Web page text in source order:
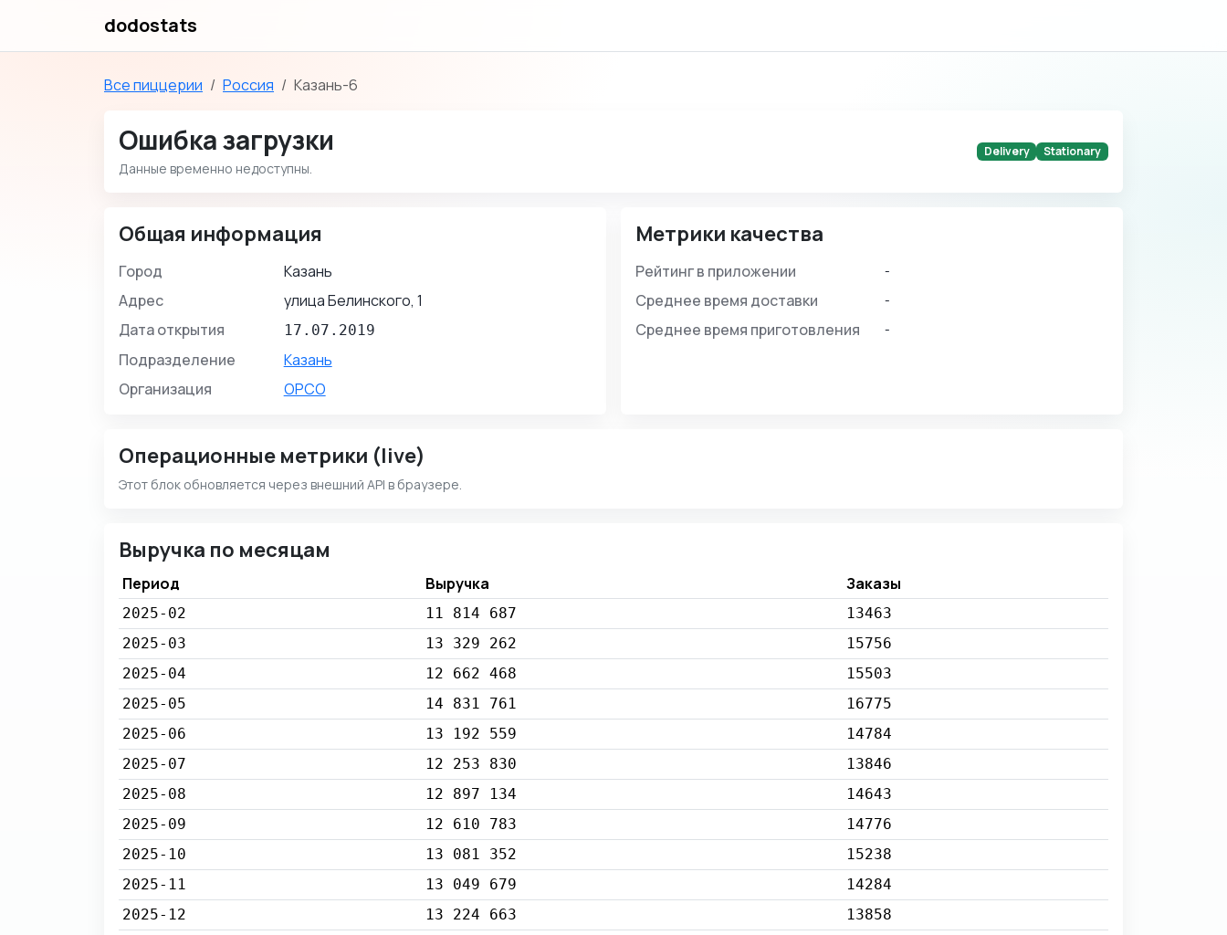
dodostats
Все пиццерии Россия Казань-6
Ошибка загрузки
Данные временно недоступны.
Delivery Stationary
Общая информация
Город
Казань
Адрес
улица Белинского, 1
Дата открытия
17.07.2019
Подразделение
Казань
Организация
ОРСО
Метрики качества
Рейтинг в приложении -
Среднее время доставки -
Среднее время приготовления -
Операционные метрики (live)
Этот блок обновляется через внешний API в браузере.
Выручка по месяцам
Период Выручка Заказы
2025-02 11 814 687
13463
2025-03
13 329 262
15756
2025-04
12 662 468
15503
2025-05
14 831 761
16775
2025-06
13 192 559
14784
2025-07
12 253 830
13846
2025-08
12 897 134
14643
2025-09
12 610 783
14776
2025-10
13 081 352
15238
2025-11
13 049 679
14284
2025-12
13 224 663
13858